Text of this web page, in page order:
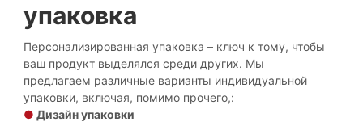
упаковка
Персонализированная упаковка – ключ к тому, чтобы
ваш продукт выделялся среди других. Мы
предлагаем различные варианты индивидуальной
упаковки, включая, помимо прочего,:
●Дизайн упаковки